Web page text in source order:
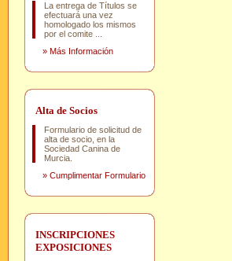
La entrega de Títulos se
efectuará una vez
homologado los mismos
por el comite ...
» Más Información
Alta de Socios
Formulario de solicitud de
alta de socio, en la
Sociedad Canina de
Murcia.
» Cumplimentar Formulario
INSCRIPCIONES
EXPOSICIONES